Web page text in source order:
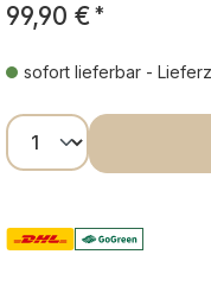
99,90 € *
sofort lieferbar -
Produkt